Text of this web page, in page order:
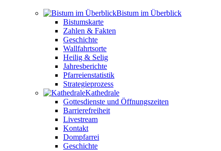
Bistum im Überblick
Bistumskarte
Zahlen & Fakten
Geschichte
Wallfahrtsorte
Heilig & Selig
Jahresberichte
Pfarreienstatistik
Strategieprozess
Kathedrale
Gottesdienste und Öffnungszeiten
Barrierefreiheit
Livestream
Kontakt
Dompfarrei
Geschichte